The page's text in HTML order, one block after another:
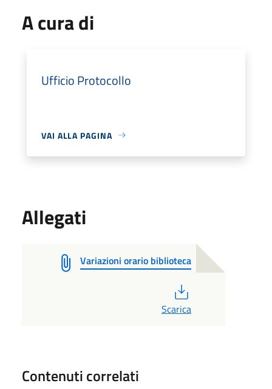
A cura di
Ufficio Protocollo
VAI ALLA PAGINA
Allegati
Variazioni orario biblioteca
Scarica
Contenuti correlati